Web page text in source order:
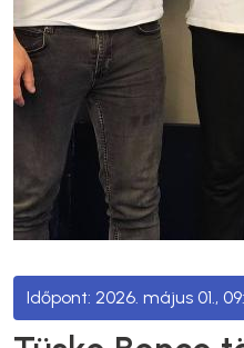
2026. május 01.,